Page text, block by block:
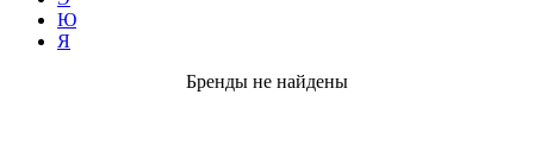
Ю
Я
Бренды не найдены